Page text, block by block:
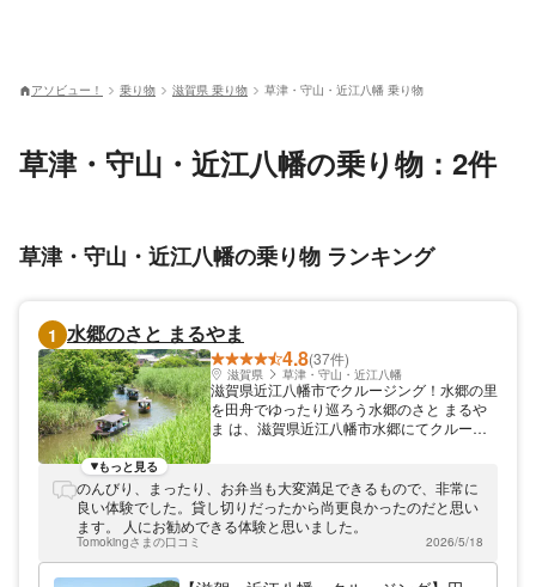
アソビュー！ 乗り物 滋賀県 乗り物 草津・守山・近江八幡 乗り物
草津・守山・近江八幡の乗り物：2件
草津・守山・近江八幡の乗り物 ランキング
1 水郷のさと まるやま
4.8(37件)
滋賀県 草津・守山・近江八幡
滋賀県近江八幡市でクルージング！水郷の里
を田舟でゆったり巡ろう水郷のさと まるや
ま は、滋賀県近江八幡市水郷にてクルージ
折々の風景を眺めながら、ゆったりとクルー
ジングを満喫していただけます。貸切であれ
ば、ペットとの乗船やお食事も可能！思い出
に残る、特別な時間をお過ごしいただけま
す。船乗り場までは、「彦根IC」・「八日市
IC」から約45分、「竜王IC」から約30分で
もっと見る
のんびり、まったり、お弁当も大変満足できるもので、非常に
良い体験でした。貸し切りだったから尚更良かったのだと思い
ます。 人にお勧めできる体験と思いました。
Tomokingさまの口コミ 2026/5/18